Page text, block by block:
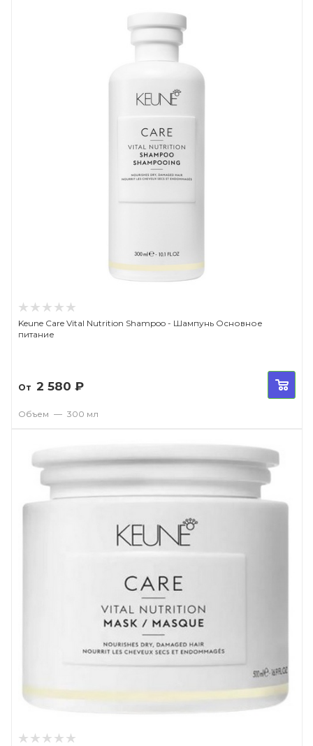
Keune Care Vital Nutrition Shampoo - Шампунь Основное
питание
От 2 580 ₽
Объем — 300 мл